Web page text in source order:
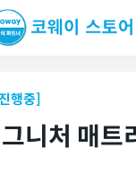
행중]
니처 매트